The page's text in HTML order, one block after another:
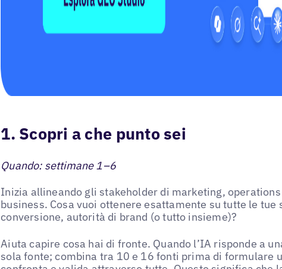
1. Scopri a che punto sei
Quando: settimane 1–6
Inizia allineando gli stakeholder di marketing,
business. Cosa vuoi ottenere esattamente su tutte le
conversione, autorità di brand (o tutto insieme)?
Aiuta capire cosa hai di fronte. Quando l’IA risponde a
sola fonte; combina tra 10 e 16 fonti prima di formulare